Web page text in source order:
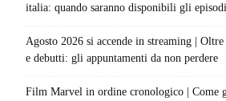
italia: quando saranno disponibili gli episodi
Agosto 2026 si accende in streaming |
e debutti: gli appuntamenti da non perdere
Film Marvel in ordine cronologico | Come